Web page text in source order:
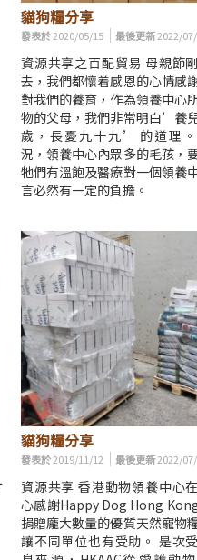
貓狗糧分享
發表於2020/05/15 最後更新2022/
資源共享之百配貿易 母親節
去，我們都懷着感恩的心情感
對我們的養育，作為領養中心
物的父母，我們非常明白’養
歲，長憂九十九’ 的道理
況，領養中心內眾多的毛孩，
牠們有溫飽及醫療對一個領養
言必然有一定的負擔。
貓狗糧分享
發表於2019/11/12 最後更新2022/
資源共享 香港動物領養中心
心感謝Happy Dog Hong
捐贈龐大數量的優質天然寵物
讓不同單位也有受助。 是次